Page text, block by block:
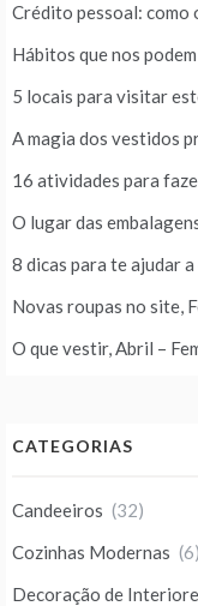
Crédito pessoal: como
Hábitos que nos
5 locais para visitar
A magia dos vestidos
16 atividades para
O lugar das
8 dicas para te ajudar
Novas roupas no site,
O que vestir, Abril –
CATEGORIAS
Candeeiros (32)
Cozinhas Modernas (6)
Decoração de